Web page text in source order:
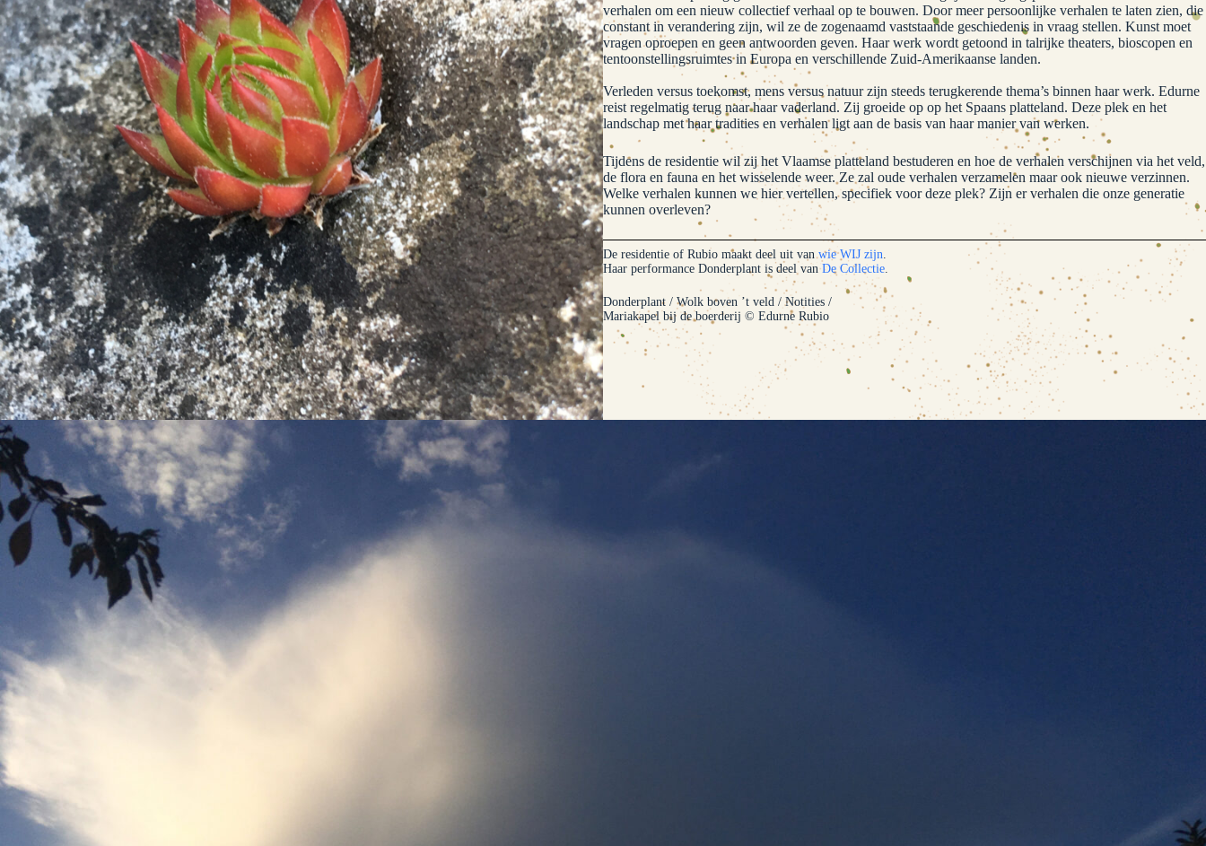
verhalen om een nieuw collectief verhaal op te bouwen. Door meer persoonlijke verhalen te laten zien, die
constant in verandering zijn, wil ze de zogenaamd vaststaande geschiedenis in vraag stellen. Kunst moet
vragen oproepen en geen antwoorden geven. Haar werk wordt getoond in talrijke theaters, bioscopen en
tentoonstellingsruimtes in Europa en verschillende Zuid-Amerikaanse landen.
Verleden versus toekomst, mens versus natuur zijn steeds terugkerende thema’s binnen haar werk. Edurne
reist regelmatig terug naar haar vaderland. Zij groeide op op het Spaans platteland. Deze plek en het
landschap met haar tradities en verhalen ligt aan de basis van haar manier van werken.
Tijdens de residentie wil zij het Vlaamse platteland bestuderen en hoe de verhalen verschijnen via het veld,
de flora en fauna en het wisselende weer. Ze zal oude verhalen verzamelen maar ook nieuwe verzinnen.
Welke verhalen kunnen we hier vertellen, specifiek voor deze plek? Zijn er verhalen die onze generatie
kunnen overleven?
De residentie of Rubio maakt deel uit vanwie WIJ zijn.
Haar performance Donderplant is deel vanDe Collectie.
Donderplant / Wolk boven ’t veld / Notities /
Mariakapel bij de boerderij © Edurne Rubio